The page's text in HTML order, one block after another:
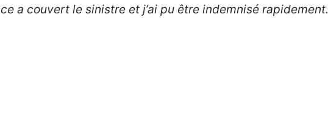
a couvert le sinistre et j’ai pu être indemnisé